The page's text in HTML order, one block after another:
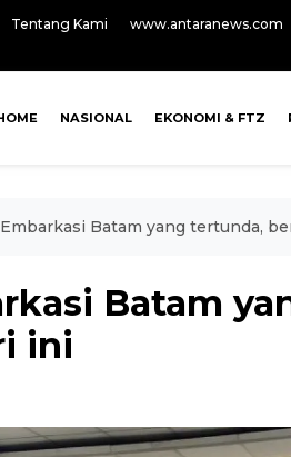
Tentang Kami www.antaranews.com
NASIONAL EKONOMI & FTZ
Batam yang tertunda,
Batam
ini